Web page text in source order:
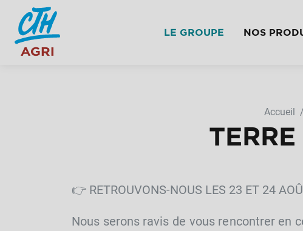
LE GROUPE NOS
Accueil
👉 RETROUVONS-NOUS LES 23 ET 24
Nous serons ravis de vous rencontrer en